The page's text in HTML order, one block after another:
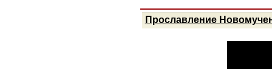
Прославление